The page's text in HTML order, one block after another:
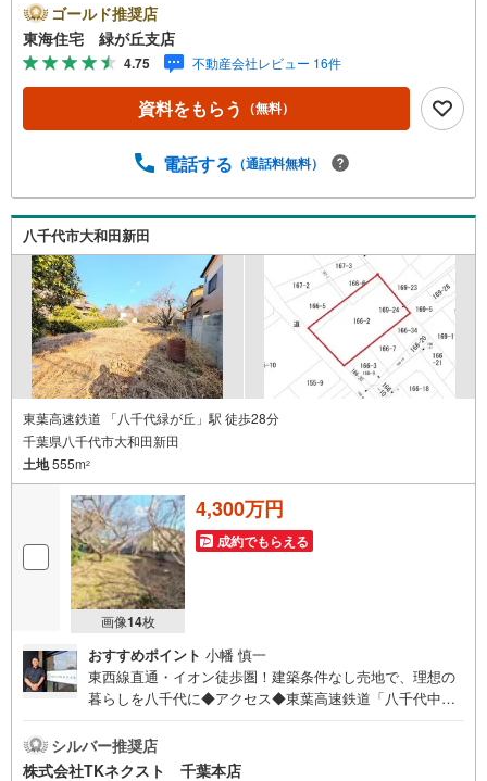
ゴールド推奨店
東海住宅 緑が丘支店
4.75 不動産会社レビュー 16件
資料をもらう （無料）
電話する （通話料無料）
八千代市大和田新田
東葉高速鉄道 「八千代緑が丘」駅 徒歩28分
千葉県八千代市大和田新田
土地555m2
画像14枚
4,300万円
成約でもらえる
おすすめポイント 小幡 慎一
東西線直通・イオン徒歩圏！建築条件なし売地で、理想の
暮らしを八千代に◆アクセス◆東葉高速鉄道「八千代中
いを納得したプランニングで♪お好きなハウスメーカーで
建築できる「建築条件なし」♪大型商業施設やスーパー
シルバー推奨店
株式会社TKネクスト 千葉本店